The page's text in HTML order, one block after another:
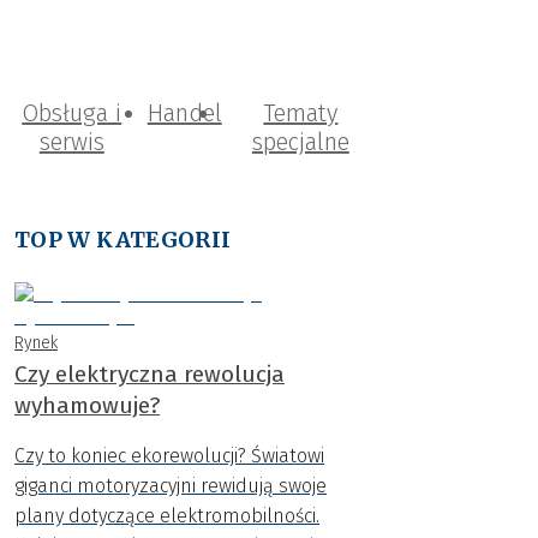
Obsługa i
serwis
Handel
Tematy
specjalne
TOP W KATEGORII
Rynek
Czy elektryczna rewolucja
wyhamowuje?
Czy to koniec ekorewolucji? Światowi
giganci motoryzacyjni rewidują swoje
plany dotyczące elektromobilności.